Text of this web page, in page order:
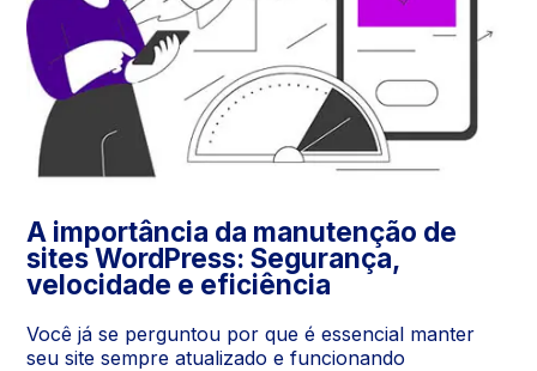
A importância da manutenção de
sites WordPress: Segurança,
velocidade e eficiência
Você já se perguntou por que é essencial manter
seu site sempre atualizado e funcionando